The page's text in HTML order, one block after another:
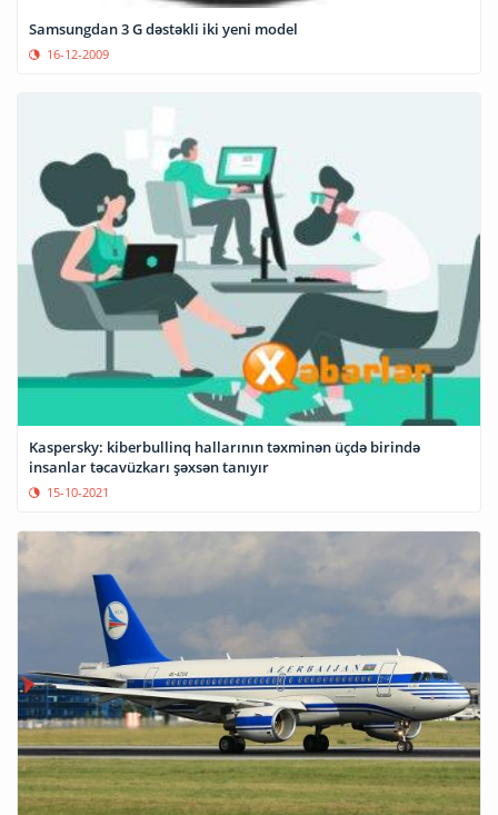
Samsungdan 3 G dəstəkli iki yeni model
16-12-2009
Kaspersky: kiberbullinq hallarının təxminən üçdə birində
insanlar təcavüzkarı şəxsən tanıyır
15-10-2021